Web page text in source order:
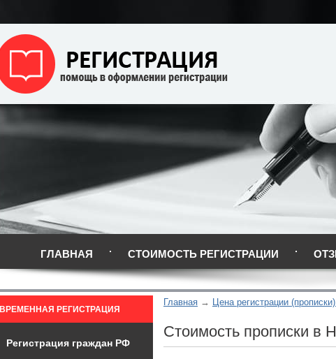
ГЛАВНАЯ СТОИМОСТЬ РЕГИСТРАЦИИ
Главная Цена регистрации
Стоимость прописки в
ВРЕМЕННАЯ РЕГИСТРАЦИЯ
Регистрация граждан РФ